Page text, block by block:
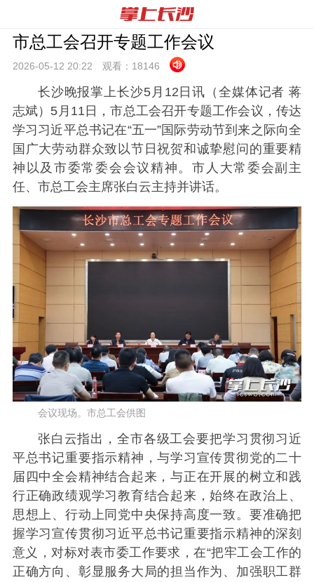
市总工会召开专题工作会议
2026-05-12 20:22 观看： 18146
长沙晚报掌上长沙5月12日讯（全媒体记者 蒋
志斌）5月11日，市总工会召开专题工作会议，传达
学习习近平总书记在“五一”国际劳动节到来之际向全
国广大劳动群众致以节日祝贺和诚挚慰问的重要精
神以及市委常委会会议精神。市人大常委会副主
任、市总工会主席张白云主持并讲话。
会议现场。市总工会供图
张白云指出，全市各级工会要把学习贯彻习近
平总书记重要指示精神，与学习宣传贯彻党的二十
届四中全会精神结合起来，与正在开展的树立和践
行正确政绩观学习教育结合起来，始终在政治上、
思想上、行动上同党中央保持高度一致。要准确把
握学习宣传贯彻习近平总书记重要指示精神的深刻
意义，对标对表市委工作要求，在“把牢工会工作的
正确方向、彰显服务大局的担当作为、加强职工群